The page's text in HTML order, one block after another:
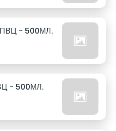
- 500МЛ.
- 500МЛ.